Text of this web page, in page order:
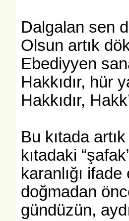
Dalgalan sen
Olsun artık
Ebediyyen
Hakkıdır, hür
Hakkıdır,
Bu kıtada
kıtadaki
karanlığı
doğmadan
gündüzün,